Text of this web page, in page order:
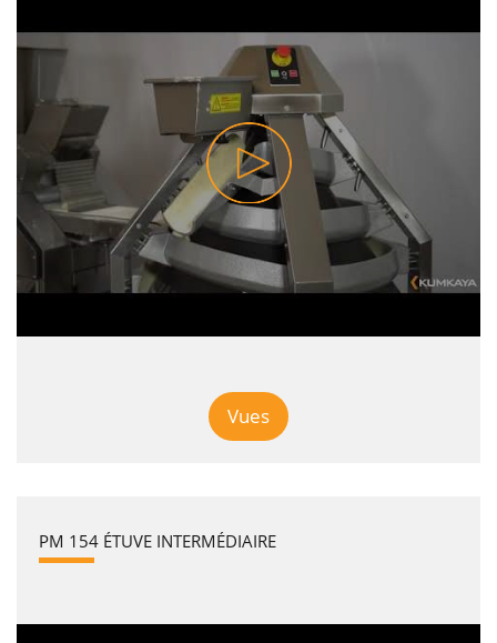
Vues
PM 154 ÉTUVE INTERMÉDIAIRE